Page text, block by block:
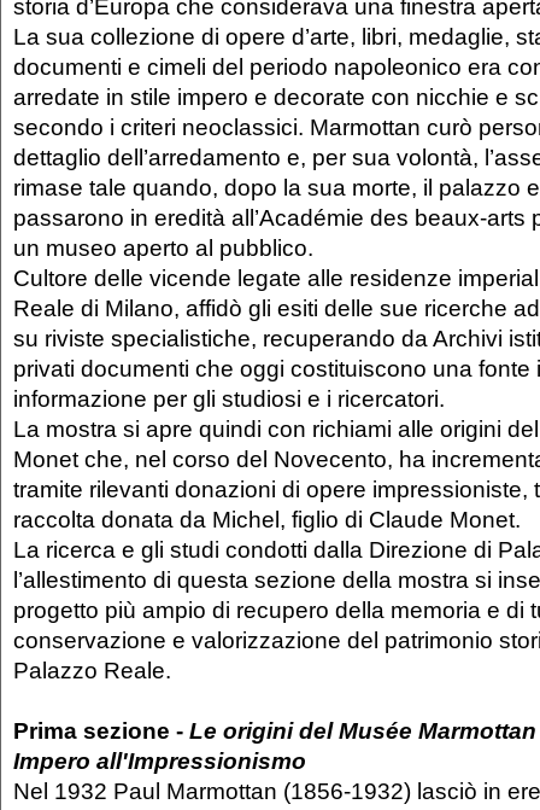
storia d’Europa che considerava una finestra
La sua collezione di opere d’arte, libri, medaglie,
documenti e cimeli del periodo napoleonico era
arredate in stile impero e decorate con nicchie e
secondo i criteri neoclassici. Marmottan curò
dettaglio dell’arredamento e, per sua volontà,
rimase tale quando, dopo la sua morte, il palazzo
passarono in eredità all’Académie des beaux-arts
un museo aperto al pubblico.
Cultore delle vicende legate alle residenze
Reale di Milano, affidò gli esiti delle sue ricerche
su riviste specialistiche, recuperando da Archivi
privati documenti che oggi costituiscono una fonte
informazione per gli studiosi e i ricercatori.
La mostra si apre quindi con richiami alle origini
Monet che, nel corso del Novecento, ha
tramite rilevanti donazioni di opere impressioniste,
raccolta donata da Michel, figlio di Claude Monet.
La ricerca e gli studi condotti dalla Direzione di
l’allestimento di questa sezione della mostra si
progetto più ampio di recupero della memoria e di
conservazione e valorizzazione del patrimonio
Palazzo Reale.
Prima sezione - Le origini del Musée
Impero all'Impressionismo
Nel 1932 Paul Marmottan (1856-1932) lasciò in